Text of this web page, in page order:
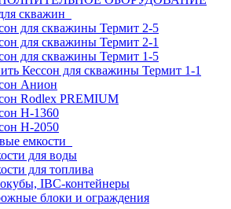
скважин
для скважины Термит 2-5
для скважины Термит 2-1
для скважины Термит 1-5
Кессон для скважины Термит 1-1
Анион
Rodlex PREMIUM
H-1360
H-2050
емкости
для воды
для топлива
IBC-контейнеры
блоки и ограждения